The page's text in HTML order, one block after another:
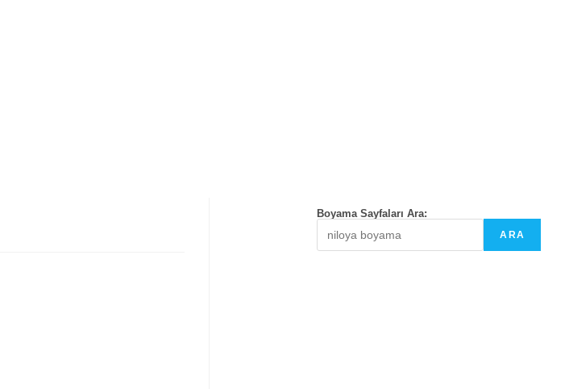
Boyama Sayfaları Ara:
ARA